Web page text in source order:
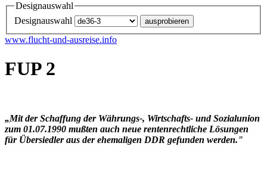
Designauswahl
Designauswahl
www.flucht-und-ausreise.info
FUP 2
„Mit der Schaffung der Währungs-, Wirtschafts- und Sozialunion
zum 01.07.1990 mußten auch neue rentenrechtliche Lösungen
für Übersiedler aus der ehemaligen DDR gefunden werden."